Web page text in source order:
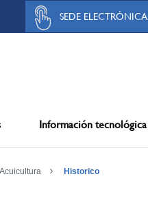
SEDE ELECTRÓNICA
Información tecnológica
Historico